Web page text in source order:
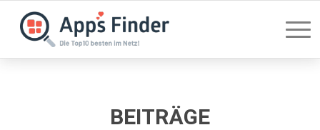
BEITRÄGE